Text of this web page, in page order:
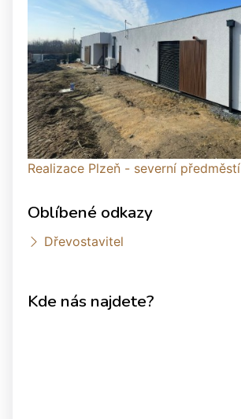
Realizace Plzeň - severní předměstí
Oblíbené odkazy
Dřevostavitel
Kde nás najdete?